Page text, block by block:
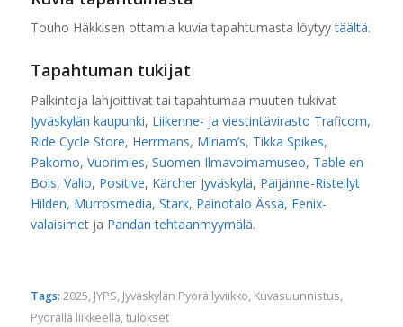
Touho Häkkisen ottamia kuvia tapahtumasta löytyytäältä.
Tapahtuman tukijat
Palkintoja lahjoittivat tai tapahtumaa muuten tukivat
Jyväskylän kaupunki, Liikenne- ja viestintävirasto Traficom,
Ride Cycle Store, Herrmans, Miriam’s, Tikka Spikes,
Pakomo, Vuorimies, Suomen Ilmavoimamuseo, Table en
Bois, Valio, Positive, Kärcher Jyväskylä, Päijänne-Risteilyt
Hilden, Murrosmedia, Stark, Painotalo Ässä, Fenix-
valaisimetja Pandan tehtaanmyymälä.
Tags: 2025, JYPS, Jyväskylän Pyöräilyviikko, Kuvasuunnistus,
Pyörällä liikkeellä, tulokset